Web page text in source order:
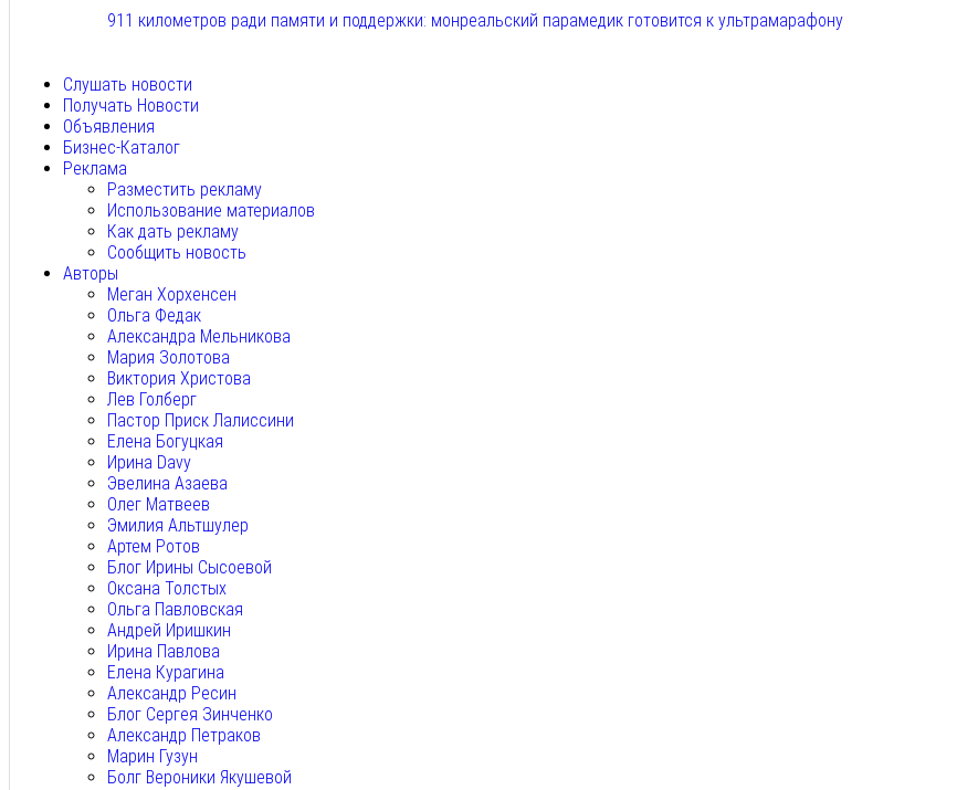
911 километров ради памяти и поддержки: монреальский парамедик готовится к ультрамарафону
Слушать новости
Получать Новости
Объявления
Бизнес-Каталог
Реклама
Разместить рекламу
Использование материалов
Как дать рекламу
Сообщить новость
Авторы
Меган Хорхенсен
Ольга Федак
Александра Мельникова
Мария Золотова
Виктория Христова
Лев Голберг
Пастор Приск Лалиссини
Елена Богуцкая
Ирина Davy
Эвелина Азаева
Олег Матвеев
Эмилия Альтшулер
Артем Ротов
Блог Ирины Сысоевой
Оксана Толстых
Ольга Павловская
Андрей Иришкин
Ирина Павлова
Елена Курагина
Александр Ресин
Блог Сергея Зинченко
Александр Петраков
Марин Гузун
Болг Вероники Якушевой